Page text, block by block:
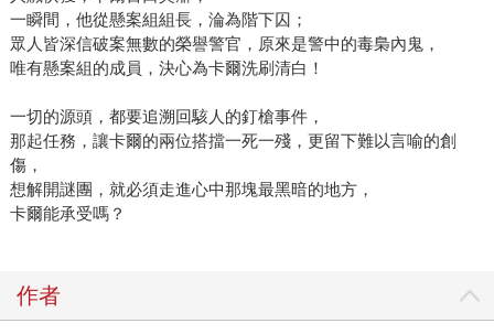
一瞬間，他從懸案組組長，淪為階下囚；
眾人皆深信破案無數的榮譽警官，原來是警中的毒梟內鬼，
唯有懸案組的成員，決心為卡爾洗刷清白！
一切的源頭，都要追溯回駭人的釘槍事件，
那起任務，讓卡爾的兩位搭擋一死一殘，更留下難以言喻的創
傷，
想解開謎團，就必須走進心中那塊最黑暗的地方，
卡爾能承受嗎？
作者